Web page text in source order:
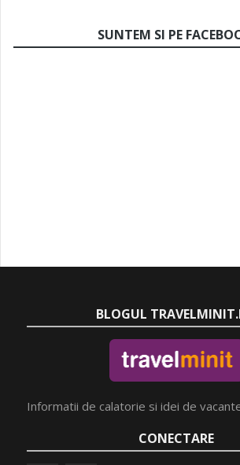
SUNTEM SI PE
BLOGUL
Informatii de calatorie si idei de
CONECTARE